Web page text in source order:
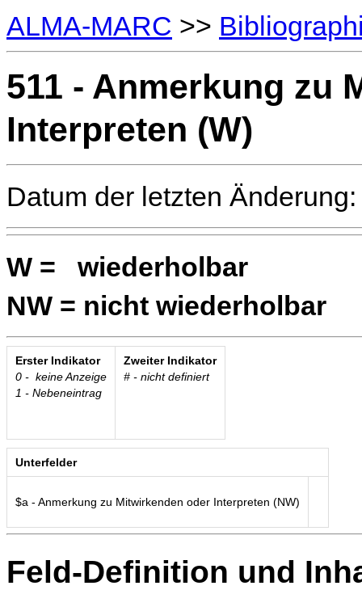
ALMA-MARC >>
511 - Anmerkung zu
Interpreten (W)
Datum der letzten
W = wiederholbar
NW = nicht wiederholbar
Erster Indikator
0 - keine Anzeige
1 - Nebeneintrag
Zweiter Indikator
# - nicht definiert
Unterfelder
$a - Anmerkung zu Mitwirkenden oder Interpreten (NW)
Feld-Definition und